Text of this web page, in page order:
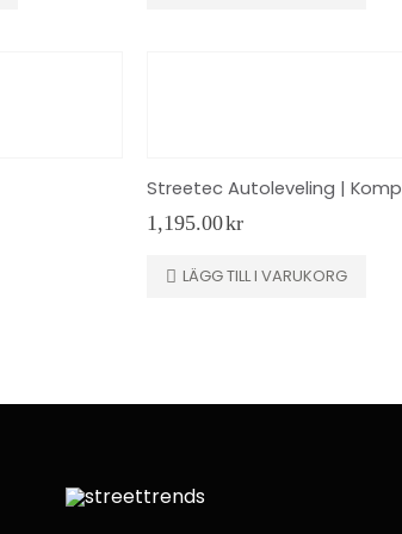
1,195.00kr
LÄGG TILL I VARUKORG